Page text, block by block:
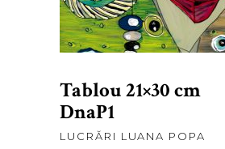
Tablou 21×30 cm
DnaP1
LUCRĂRI LUANA POPA